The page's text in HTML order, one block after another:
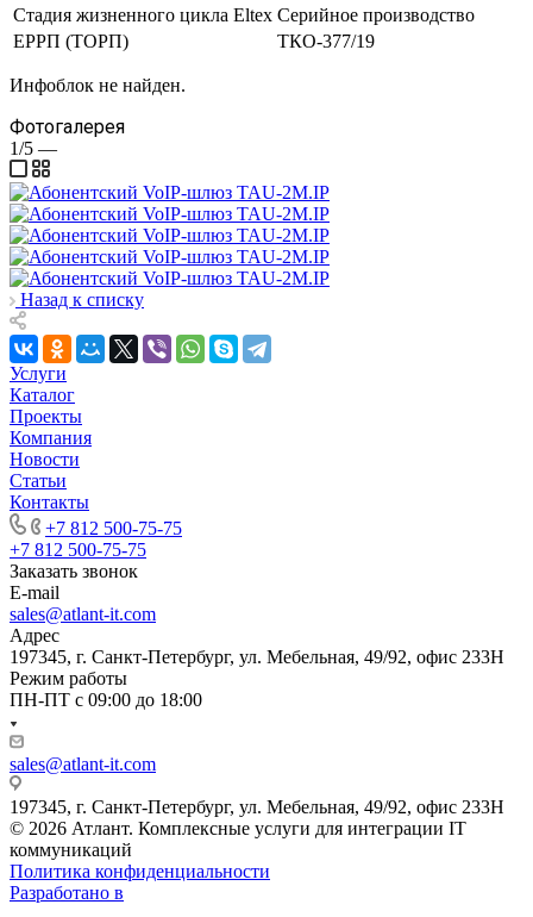
Стадия жизненного цикла Eltex Серийное производство
ЕРРП (ТОРП)
ТКО-377/19
Инфоблок не найден.
Фотогалерея
1/5 —
Назад к списку
Услуги
Каталог
Проекты
Компания
Новости
Статьи
Контакты
+7 812 500-75-75
+7 812 500-75-75
Заказать звонок
E-mail
sales@atlant-it.com
Адрес
197345, г. Санкт-Петербург, ул. Мебельная, 49/92, офис 233Н
Режим работы
ПН-ПТ с 09:00 до 18:00
sales@atlant-it.com
197345, г. Санкт-Петербург, ул. Мебельная, 49/92, офис 233Н
© 2026 Атлант. Комплексные услуги для интеграции IT
коммуникаций
Политика конфиденциальности
Разработано в